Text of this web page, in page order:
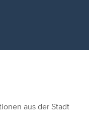
aus der Stadt